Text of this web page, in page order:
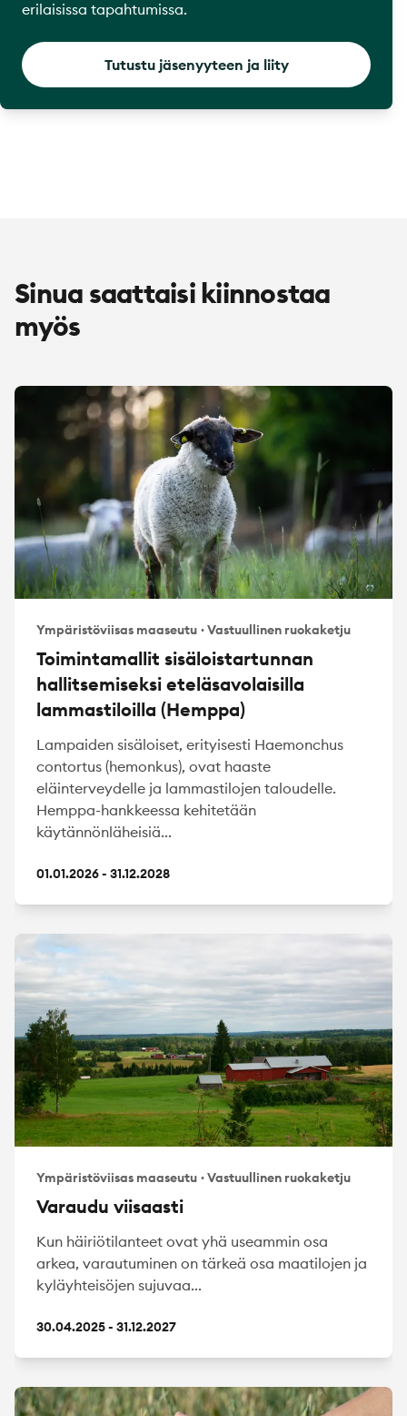
erilaisissa tapahtumissa.
Tutustu jäsenyyteen ja liity
Sinua saattaisi kiinnostaa
myös
Ympäristöviisas maaseutu ·Vastuullinen ruokaketju
Toimintamallit sisäloistartunnan
hallitsemiseksi eteläsavolaisilla
lammastiloilla (Hemppa)
Lampaiden sisäloiset, erityisesti Haemonchus
contortus (hemonkus), ovat haaste
eläinterveydelle ja lammastilojen taloudelle.
Hemppa-hankkeessa kehitetään
käytännönläheisiä...
01.01.2026 - 31.12.2028
Ympäristöviisas maaseutu ·Vastuullinen ruokaketju
Varaudu viisaasti
Kun häiriötilanteet ovat yhä useammin osa
arkea, varautuminen on tärkeä osa maatilojen ja
kyläyhteisöjen sujuvaa...
30.04.2025 - 31.12.2027